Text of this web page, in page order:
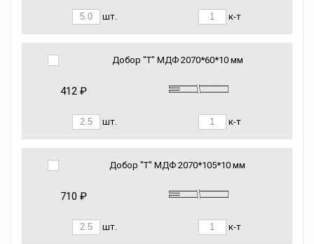
шт. к-т
Добор "Т" МДФ 2070*60*10 мм
412 ₽
шт. к-т
Добор "Т" МДФ 2070*105*10 мм
710 ₽
шт. к-т